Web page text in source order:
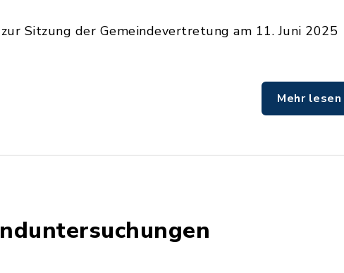
Sitzung der Gemeindevertretung am 11. Juni 2025
Mehr lesen